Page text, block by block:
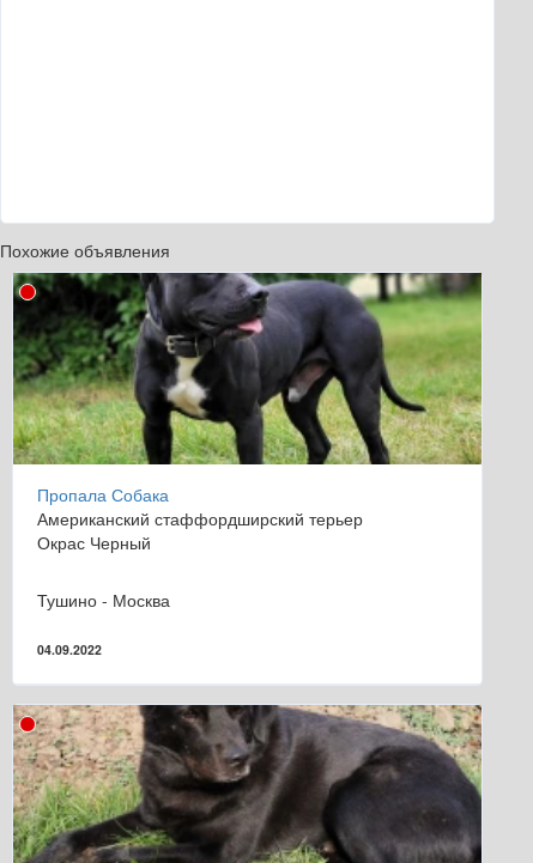
Похожие объявления
Пропала Собака
Американский стаффордширский терьер
Окрас Черный
Тушино - Москва
04.09.2022